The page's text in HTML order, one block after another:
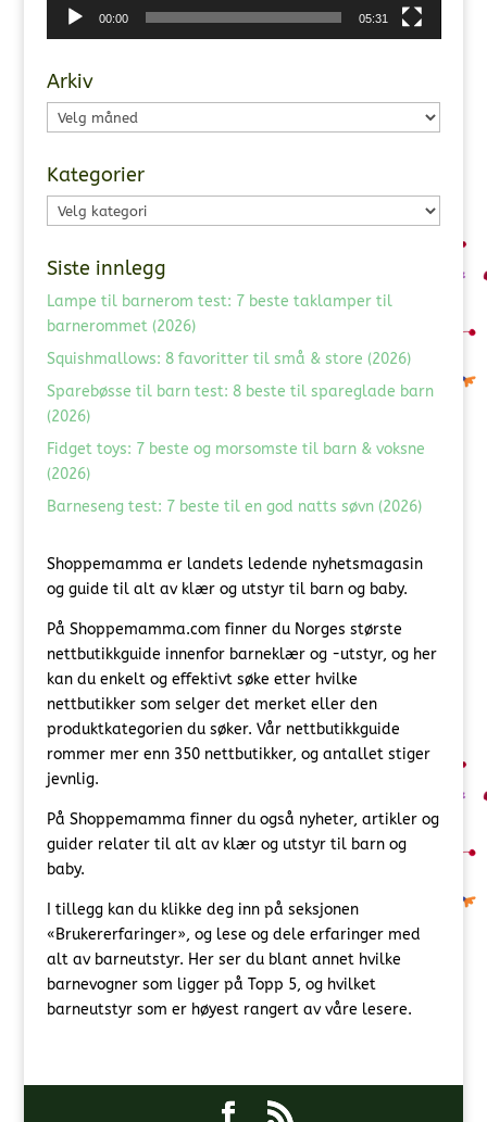
00:00 05:31
Arkiv
Arkiv
Kategorier
Kategorier
Siste innlegg
Lampe til barnerom test: 7 beste taklamper til
barnerommet (2026)
Squishmallows: 8 favoritter til små & store (2026)
Sparebøsse til barn test: 8 beste til spareglade barn
(2026)
Fidget toys: 7 beste og morsomste til barn & voksne
(2026)
Barneseng test: 7 beste til en god natts søvn (2026)
Shoppemamma er landets ledende nyhetsmagasin
og guide til alt av klær og utstyr til barn og baby.
På Shoppemamma.com finner du Norges største
nettbutikkguide innenfor barneklær og -utstyr, og her
kan du enkelt og effektivt søke etter hvilke
nettbutikker som selger det merket eller den
produktkategorien du søker. Vår nettbutikkguide
rommer mer enn 350 nettbutikker, og antallet stiger
jevnlig.
På Shoppemamma finner du også nyheter, artikler og
guider relater til alt av klær og utstyr til barn og
baby.
I tillegg kan du klikke deg inn på seksjonen
«Brukererfaringer», og lese og dele erfaringer med
alt av barneutstyr. Her ser du blant annet hvilke
barnevogner som ligger på Topp 5, og hvilket
barneutstyr som er høyest rangert av våre lesere.